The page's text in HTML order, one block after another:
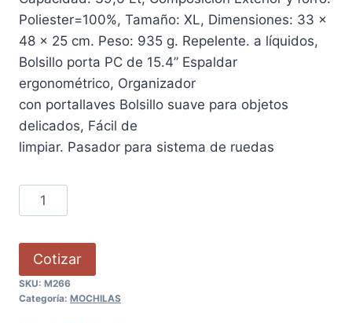
Poliester=100%, Tamaño: XL, Dimensiones: 33 x
48 x 25 cm. Peso: 935 g. Repelente. a líquidos,
Bolsillo porta PC de 15.4” Espaldar
ergonométrico, Organizador
con portallaves Bolsillo suave para objetos
delicados, Fácil de
limpiar. Pasador para sistema de ruedas
Cotizar
SKU: M266
Categoría: MOCHILAS